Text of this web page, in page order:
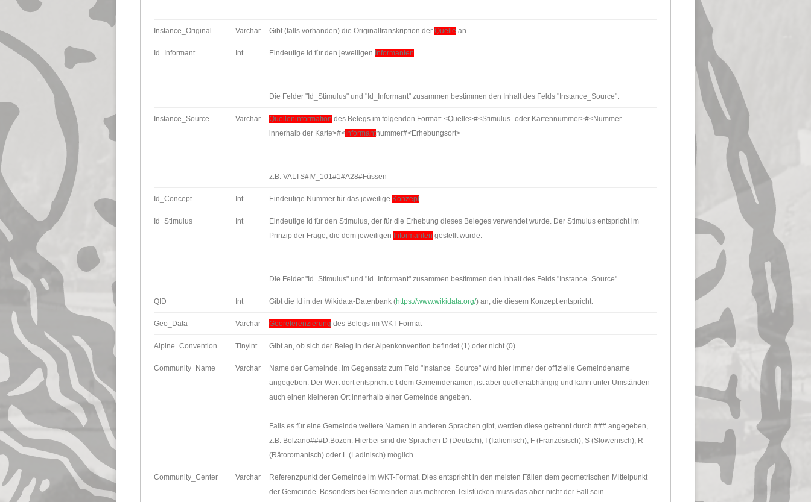
Instance_Original Varchar Gibt (falls vorhanden) die Originaltranskription derQuelle an
Id_Informant Int Eindeutige Id für den jeweiligen Informanten
Die Felder "Id_Stimulus" und "Id_Informant" zusammen bestimmen den Inhalt des Felds "Instance_Source".
Instance_Source Varchar Quelleninformation des Belegs im folgenden Format: <Quelle>#<Stimulus- oder Kartennummer>#<Nummer
innerhalb der Karte>#<Informantnummer#<Erhebungsort>
z.B. VALTS#IV_101#1#A28#Füssen
Id_Concept Int Eindeutige Nummer für das jeweilige Konzept
Id_Stimulus Int
Eindeutige Id für den Stimulus, der für die Erhebung dieses Beleges verwendet wurde. Der Stimulus entspricht im
Prinzip der Frage, die dem jeweiligen Informanten gestellt wurde.
Die Felder "Id_Stimulus" und "Id_Informant" zusammen bestimmen den Inhalt des Felds "Instance_Source".
QID Int Gibt die Id in der Wikidata-Datenbank (https://www.wikidata.org/) an, die diesem Konzept entspricht.
Geo_Data Varchar Georeferenzierung des Belegs imWKT-Format
Alpine_Convention Tinyint Gibt an, ob sich der Beleg in der Alpenkonvention befindet (1) oder nicht (0)
Community_Name Varchar
Name der Gemeinde. Im Gegensatz zum Feld "Instance_Source" wird hier immer der offizielle Gemeindename
angegeben. Der Wert dort entspricht oft dem Gemeindenamen, ist aber quellenabhängig und kann unter Umständen
auch einen kleineren Ort innerhalb einer Gemeinde angeben.
Falls es für eine Gemeinde weitere Namen in anderen Sprachen gibt, werden diese getrennt durch ### angegeben,
z.B. Bolzano###D:Bozen. Hierbei sind die Sprachen D (Deutsch), I (Italienisch), F (Französisch), S (Slowenisch), R
(Rätoromanisch) oder L (Ladinisch) möglich.
Community_Center Varchar Referenzpunkt der Gemeinde imWKT-Format. Dies entspricht in den meisten Fällen dem geometrischen Mittelpunkt
der Gemeinde. Besonders bei Gemeinden aus mehreren Teilstücken muss das aber nicht der Fall sein.